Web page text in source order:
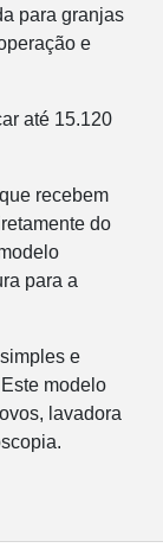
para granjas
e
até 15.120
recebem
do
para a
e
modelo
lavadora